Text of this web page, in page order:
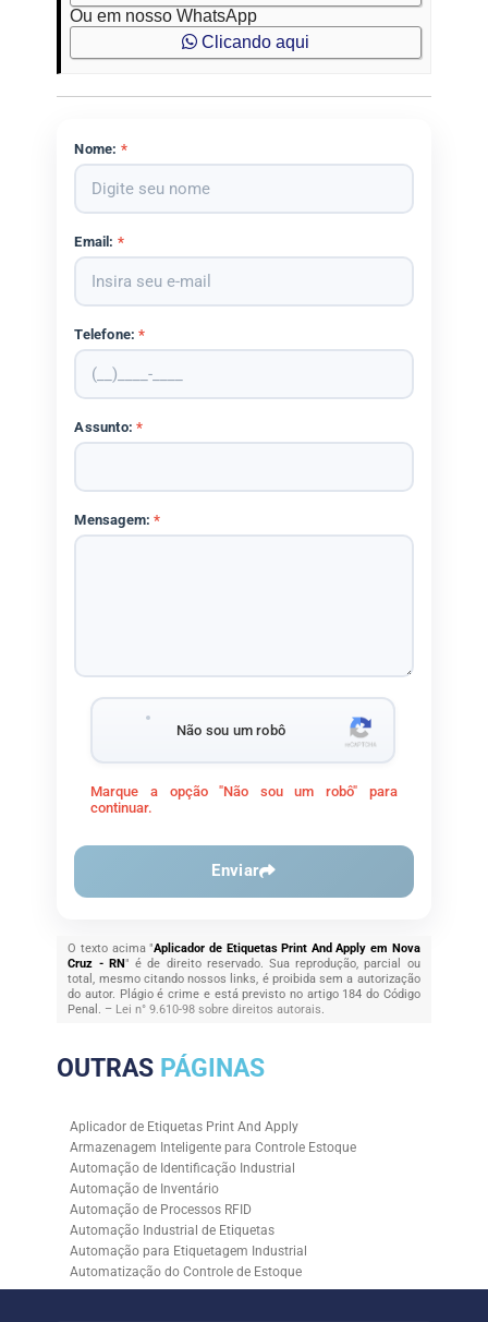
Ou em nosso WhatsApp
Clicando aqui
Nome: *
Email: *
Telefone:*
Assunto:*
Mensagem:*
Não sou um robô
Marque a opção "Não sou um robô" para
continuar.
Enviar
O texto acima "Aplicador de Etiquetas Print And Apply em Nova
Cruz - RN" é de direito reservado. Sua reprodução, parcial ou
total, mesmo citando nossos links, é proibida sem a autorização
do autor. Plágio é crime e está previsto no artigo 184 do Código
Penal. – Lei n° 9.610-98 sobre direitos autorais.
OUTRAS PÁGINAS
Aplicador de Etiquetas Print And Apply
Armazenagem Inteligente para Controle Estoque
Automação de Identificação Industrial
Automação de Inventário
Automação de Processos RFID
Automação Industrial de Etiquetas
Automação para Etiquetagem Industrial
Automatização do Controle de Estoque
Controle de Estoque com RFID